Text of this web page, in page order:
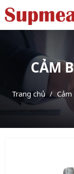
CẢM
Trang chủ